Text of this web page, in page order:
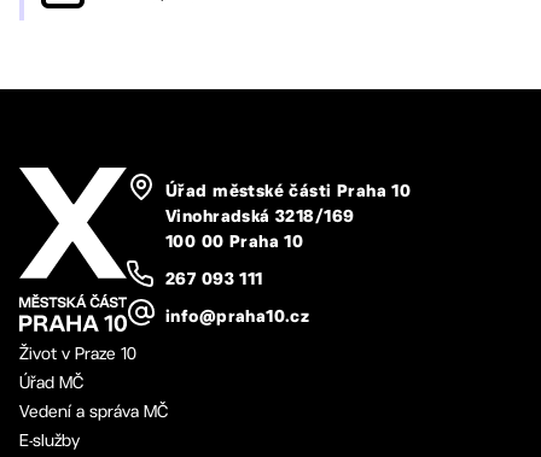
Úřad městské části Praha 10
Vinohradská 3218/169
100 00 Praha 10
267 093 111
info@praha10.cz
Život v Praze 10
Úřad MČ
Vedení a správa MČ
E-služby